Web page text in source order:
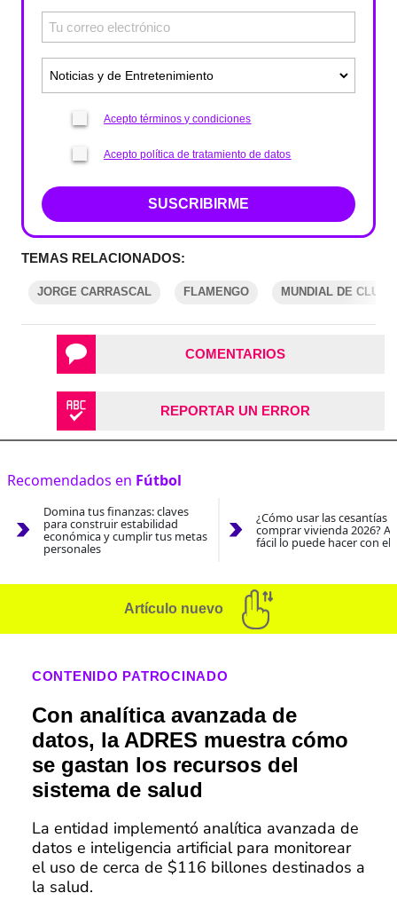
Acepto términos y condiciones
Acepto política de tratamiento de datos
SUSCRIBIRME
TEMAS RELACIONADOS:
JORGE CARRASCAL FLAMENGO MUNDIAL DE
COMENTARIOS
REPORTAR UN ERROR
Recomendados en Fútbol
Domina tus finanzas: claves
para construir estabilidad
económica y cumplir tus metas
personales
¿Cómo usar las cesantías
comprar vivienda 2026?
fácil lo puede hacer con el
Artículo nuevo
CONTENIDO PATROCINADO
Con analítica avanzada de
datos, la ADRES muestra cómo
se gastan los recursos del
sistema de salud
La entidad implementó analítica avanzada de
datos e inteligencia artificial para monitorear
el uso de cerca de $116 billones destinados a
la salud.